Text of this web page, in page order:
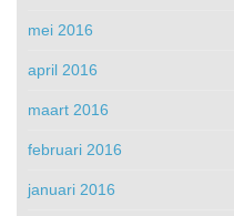
mei 2016
april 2016
maart 2016
februari 2016
januari 2016